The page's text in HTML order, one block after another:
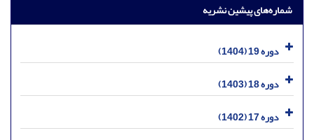
شماره‌های پیشین نشریه
دوره 19 (1404)
دوره 18 (1403)
دوره 17 (1402)